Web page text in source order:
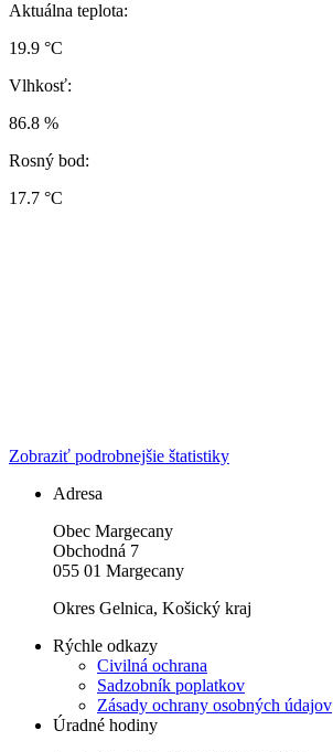
Aktuálna teplota:
19.9 °C
Vlhkosť:
86.8 %
Rosný bod:
17.7 °C
Zobraziť podrobnejšie štatistiky
Adresa
Obec Margecany
Obchodná 7
055 01 Margecany
Okres Gelnica, Košický kraj
Rýchle odkazy
Civilná ochrana
Sadzobník poplatkov
Zásady ochrany osobných údajov
Úradné hodiny